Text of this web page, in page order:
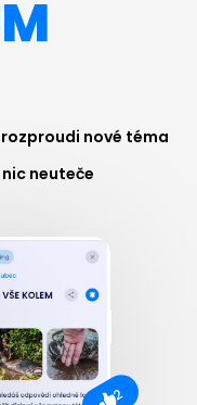
nové téma
neuteče
2